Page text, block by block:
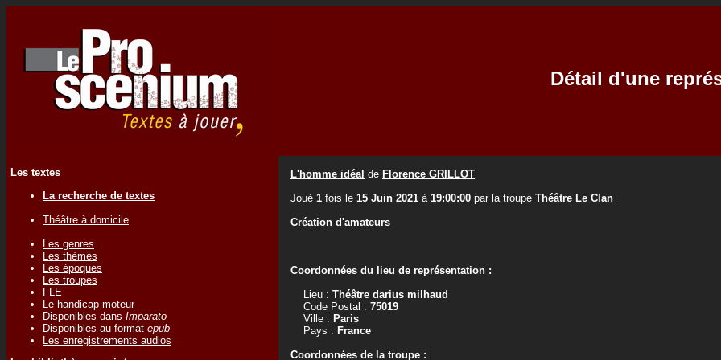
Détail d'une
Les textes
La recherche de textes
Théâtre à domicile
Les genres
Les thèmes
Les époques
Les troupes
FLE
Le handicap moteur
Disponibles dans Imparato
Disponibles au format epub
Les enregistrements audios
L'homme idéal de Florence GRILLOT
Joué 1 fois le 15 Juin 2021 à 19:00:00 par la troupe Théâtre Le Clan
Création d'amateurs
Coordonnées du lieu de représentation :
Lieu : Théâtre darius milhaud
Code Postal : 75019
Ville : Paris
Pays : France
Coordonnées de la troupe :